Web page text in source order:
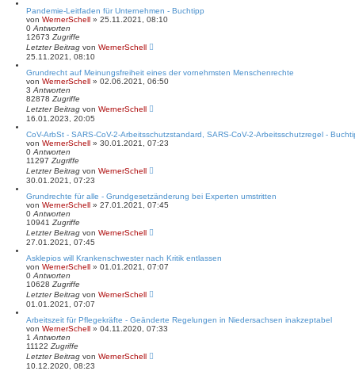
Pandemie-Leitfaden für Unternehmen - Buchtipp
von WernerSchell » 25.11.2021, 08:10
0 Antworten
12673 Zugriffe
Letzter Beitrag von WernerSchell
25.11.2021, 08:10
Grundrecht auf Meinungsfreiheit eines der vornehmsten Menschenrechte
von WernerSchell » 02.06.2021, 06:50
3 Antworten
82878 Zugriffe
Letzter Beitrag von WernerSchell
16.01.2023, 20:05
CoV-ArbSt - SARS-CoV-2-Arbeitsschutzstandard, SARS-CoV-2-Arbeitsschutzregel -
von WernerSchell » 30.01.2021, 07:23
0 Antworten
11297 Zugriffe
Letzter Beitrag von WernerSchell
30.01.2021, 07:23
Grundrechte für alle - Grundgesetzänderung bei Experten umstritten
von WernerSchell » 27.01.2021, 07:45
0 Antworten
10941 Zugriffe
Letzter Beitrag von WernerSchell
27.01.2021, 07:45
Asklepios will Krankenschwester nach Kritik entlassen
von WernerSchell » 01.01.2021, 07:07
0 Antworten
10628 Zugriffe
Letzter Beitrag von WernerSchell
01.01.2021, 07:07
Arbeitszeit für Pflegekräfte - Geänderte Regelungen in Niedersachsen inakzeptabel
von WernerSchell » 04.11.2020, 07:33
1 Antworten
11122 Zugriffe
Letzter Beitrag von WernerSchell
10.12.2020, 08:23